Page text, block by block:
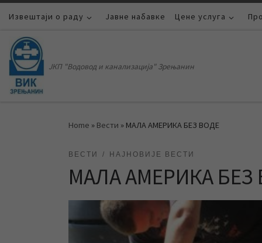
Skip to content
Извештаји о раду Јавне набавке Цене услуга
ЈКП "Водовод и канализација" Зрењанин
Home » Вести » МАЛА АМЕРИКА БЕЗ ВОДЕ
ВЕСТИ НАЈНОВИЈЕ ВЕСТИ
МАЛА АМЕРИКА БЕЗ